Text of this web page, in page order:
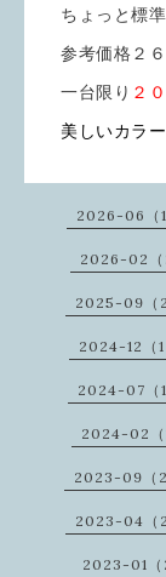
ちょっと標
参考価格２
一台限り ２
美しいカラ
2026-06（1
2026-02（
2025-09（2
2024-12（1
2024-07（1
2024-02（1
2023-09（2
2023-04（2
2023-01（